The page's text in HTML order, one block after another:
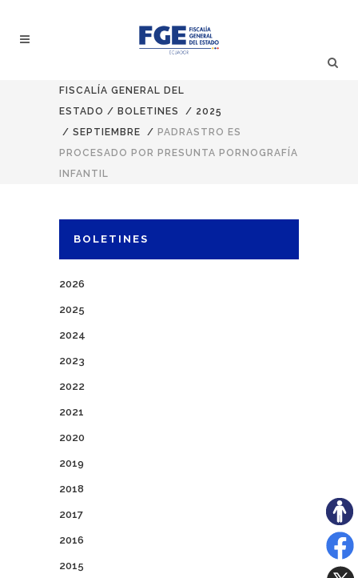
FISCALÍA GENERAL DEL
ESTADO / BOLETINES / 2025
/ SEPTIEMBRE / PADRASTRO ES
PROCESADO POR PRESUNTA PORNOGRAFÍA
INFANTIL
BOLETINES
2026
2025
2024
2023
2022
2021
2020
2019
2018
2017
2016
2015